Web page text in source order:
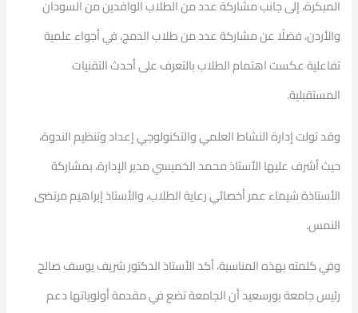
المبكرة، إلى جانب مشاركة عدد من الطلاب الوافدين من السودان
والأردن، فضلًا عن مشاركة عدد من طلاب الدمج، في أجواء علمية
تفاعلية عكست اهتمام الطلاب بالتعرف على أحدث التقنيات
المستقبلية.
وقد تولت إدارة النشاط العلمي والتكنولوجي إعداد وتنظيم الندوة،
حيث أشرف عليها الأستاذ محمد الخميسي مدير الإدارة، بمشاركة
الأستاذة شيماء عمر أخصائي رعاية الطلاب، والأستاذ إبراهيم مرتضى
النمس.
وفي كلمته بهذه المناسبة، أكد الأستاذ الدكتور شريف يوسف صالح
رئيس جامعة بورسعيد أن الجامعة تضع في مقدمة أولوياتها دعم